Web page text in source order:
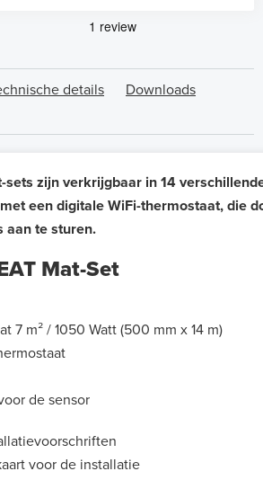
details
Downloads
sets zijn verkrijgbaar in 14
een digitale WiFi-thermostaat, die
aan te sturen.
Mat-Set
7 m² / 1050 Watt (500 mm x 14 m)
de sensor
voor de installatie